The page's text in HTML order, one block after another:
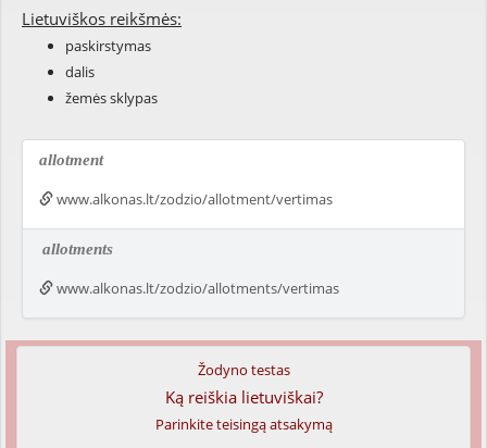
Lietuviškos reikšmės:
paskirstymas
dalis
žemės sklypas
allotment
www.alkonas.lt/zodzio/allotment/vertimas
allotments
www.alkonas.lt/zodzio/allotments/vertimas
Žodyno testas
Ką reiškia lietuviškai?
Parinkite teisingą atsakymą